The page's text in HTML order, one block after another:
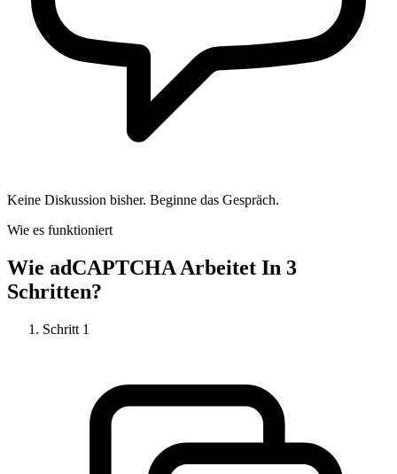
Keine Diskussion bisher. Beginne das Gespräch.
Wie es funktioniert
Wie adCAPTCHA Arbeitet In 3
Schritten?
Schritt 1